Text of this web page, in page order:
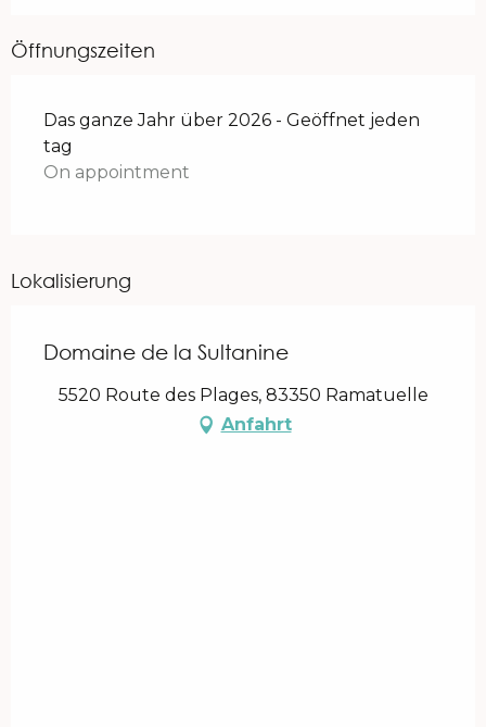
Öffnungszeiten
Das ganze Jahr über 2026 - Geöffnet jeden
tag
On appointment
Lokalisierung
Domaine de la Sultanine
5520 Route des Plages, 83350 Ramatuelle
Anfahrt